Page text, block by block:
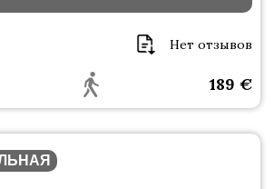
Нет отзывов
189 €